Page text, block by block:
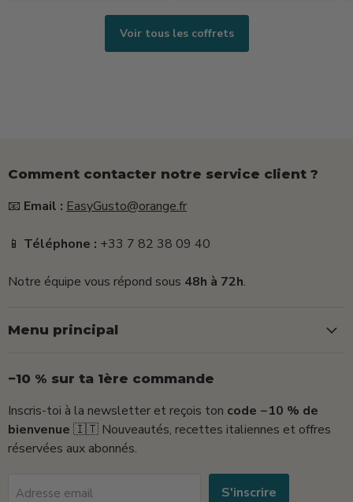
Voir tous les coffrets
Comment contacter notre service client ?
📧 Email : EasyGusto@orange.fr
📱 Téléphone : +33 7 82 38 09 40
Notre équipe vous répond sous 48h à 72h.
Menu principal
−10 % sur ta 1ère commande
Inscris-toi à la newsletter et reçois ton code −10 % de
bienvenue 🇮🇹 Nouveautés, recettes italiennes et offres
réservées aux abonnés.
Adresse email S'inscrire